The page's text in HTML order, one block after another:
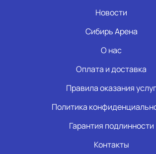
Новости
Сибирь Арена
О нас
Оплата и доставка
Правила оказания услуг
Политика
Гарантия подлинности
Контакты